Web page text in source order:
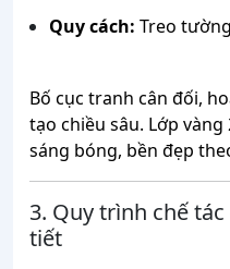
Quy cách: Treo
Bố cục tranh cân đối,
tạo chiều sâu. Lớp
sáng bóng, bền đẹp
3. Quy trình chế
tiết